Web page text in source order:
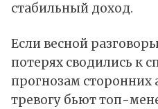
стабильный доход.
Если весной
потерях сводились к
прогнозам сторонних
тревогу бьют топ-